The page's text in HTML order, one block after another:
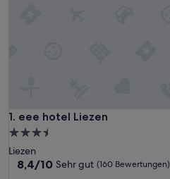
1. eee hotel Liezen
eee hotel Liezen
3.5-
Sterne-
Unterkunft
Liezen
8.4
8,4/10 Sehr gut (160 Bewertungen)